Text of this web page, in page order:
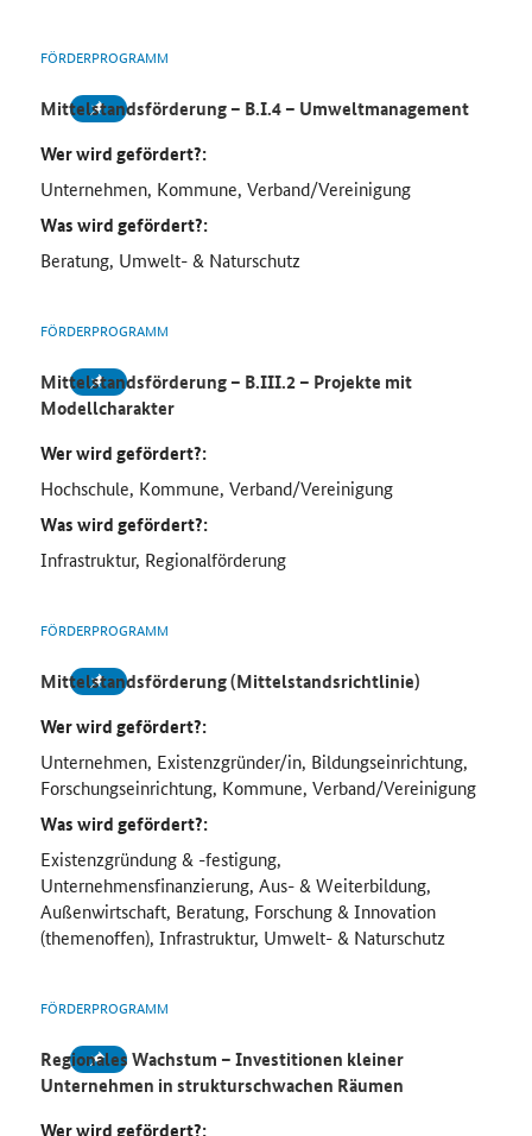
FÖRDERPROGRAMM
Mittelstandsförderung – B.I.4 – Umweltmanagement
Wer wird gefördert?:
Unternehmen, Kommune, Verband/Vereinigung
Was wird gefördert?:
Beratung, Umwelt- & Naturschutz
FÖRDERPROGRAMM
Mittelstandsförderung – B.III.2 – Projekte mit
Modellcharakter
Wer wird gefördert?:
Hochschule, Kommune, Verband/Vereinigung
Was wird gefördert?:
Infrastruktur, Regionalförderung
FÖRDERPROGRAMM
Mittelstandsförderung (Mittelstandsrichtlinie)
Wer wird gefördert?:
Unternehmen, Existenzgründer/in, Bildungseinrichtung,
Forschungseinrichtung, Kommune, Verband/Vereinigung
Was wird gefördert?:
Existenzgründung & -festigung,
Unternehmensfinanzierung, Aus- & Weiterbildung,
Außenwirtschaft, Beratung, Forschung & Innovation
(themenoffen), Infrastruktur, Umwelt- & Naturschutz
FÖRDERPROGRAMM
Regionales Wachstum – Investitionen kleiner
Unternehmen in strukturschwachen Räumen
Wer wird gefördert?: